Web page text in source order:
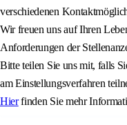
verschiedenen
Wir freuen uns auf Ihren
Anforderungen der
Bitte teilen Sie uns mit, falls
am Einstellungsverfahren
Hierfinden Sie mehr